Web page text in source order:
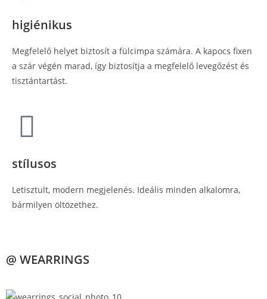
higiénikus
Megfelelő helyet biztosít a fülcimpa számára. A kapocs fixen
a szár végén marad, így biztosítja a megfelelő levegőzést és
tisztántartást.
stílusos
Letisztult, modern megjelenés. Ideális minden alkalomra,
bármilyen öltözethez.
@ WEARRINGS